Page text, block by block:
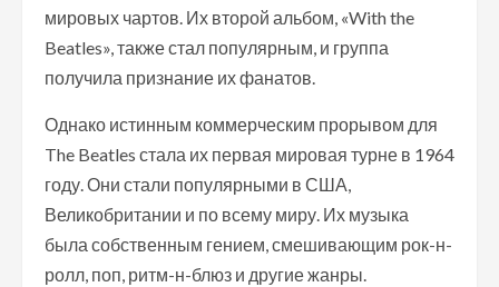
мировых чартов. Их второй альбом, «With the
Beatles», также стал популярным, и группа
получила признание их фанатов.
Однако истинным коммерческим прорывом для
The Beatles стала их первая мировая турне в 1964
году. Они стали популярными в США,
Великобритании и по всему миру. Их музыка
была собственным гением, смешивающим рок-н-
ролл, поп, ритм-н-блюз и другие жанры.